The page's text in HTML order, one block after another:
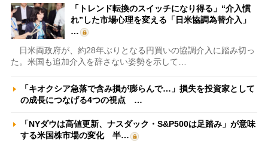
「トレンド転換のスイッチになり得る」“介入慣
れ”した市場心理を変える「日米協調為替介入」
…
日米両政府が、約28年ぶりとなる円買いの協調介入に踏み切っ
た。米国も追加介入を辞さない姿勢を示して…
「キオクシア急落で含み損が膨らんで…」損失を投資家として
の成長につなげる4つの視点 …
「NYダウは高値更新、ナスダック・S&P500は足踏み」が意味
する米国株市場の変化 半…